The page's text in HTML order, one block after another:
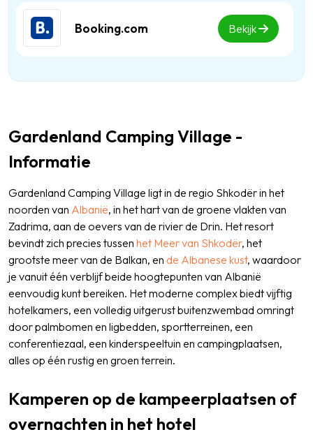
Booking.com Bekijk
Gardenland Camping Village -
Informatie
Gardenland Camping Village ligt in de regio Shkodër in het
noorden van Albanië, in het hart van de groene vlakten van
Zadrima, aan de oevers van de rivier de Drin. Het resort
bevindt zich precies tussen het Meer van Shkodër, het
grootste meer van de Balkan, en de Albanese kust, waardoor
je vanuit één verblijf beide hoogtepunten van Albanië
eenvoudig kunt bereiken. Het moderne complex biedt vijftig
hotelkamers, een volledig uitgerust buitenzwembad omringt
door palmbomen en ligbedden, sportterreinen, een
conferentiezaal, een kinderspeeltuin en campingplaatsen,
alles op één rustig en groen terrein.
Kamperen op de kampeerplaatsen of
overnachten in het hotel